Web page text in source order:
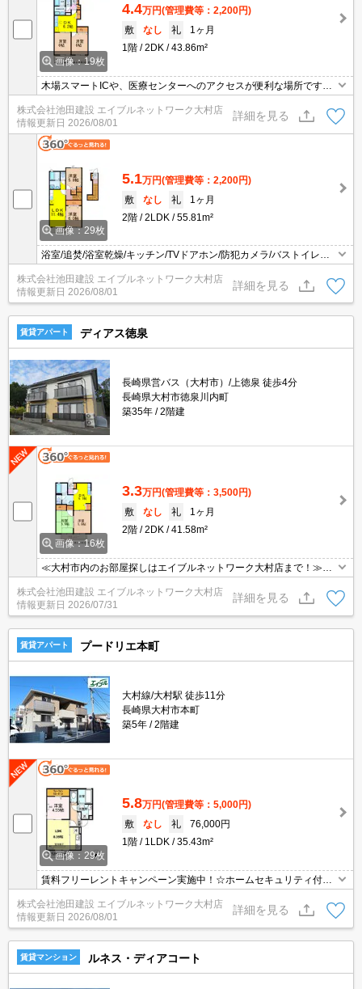
画像：19枚
4.4万円(管理費等：2,200円)
敷
なし 礼
1ヶ月
1階
2DK 43.86m²
木場スマートICや、医療センターへのアクセスが便利な場所です☆
玄関収納や床収納など、収納スペースたっぷりでお部屋もスッキリ
と片付きますね☆エアコンや追い焚き機能の設備もありますよ(^^)/
株式会社池田建設 エイブルネットワーク大村店
情報更新日 2026/08/01
詳細を見る
画像：29枚
5.1万円(管理費等：2,200円)
敷
なし 礼
1ヶ月
2階
2LDK 55.81m²
浴室/追焚/浴室乾燥/キッチン/TVドアホン/防犯カメラ/バストイレ別/
エアコン/浴室窓/温水洗浄便座/シューズボックス/フローリング/24時
間換気/クロゼット/室内洗濯機置場/洗面所独立/洗面化粧台/専用ゴミ
置き場/給湯/バルコニー/最上階/セキュリティキー/24時間緊急通報/
敷金・保証人不要/2×4工法/更新料無料
株式会社池田建設 エイブルネットワーク大村店
情報更新日 2026/08/01
詳細を見る
賃貸アパート ディアス徳泉
長崎県営バス（大村市）/上徳泉 徒歩4分
長崎県大村市徳泉川内町
築35年
2階建
画像：16枚
3.3万円(管理費等：3,500円)
敷
なし 礼
1ヶ月
2階
2DK 41.58m²
≪大村市内のお部屋探しはエイブルネットワーク大村店まで！≫大
村の中でも高台に位置し、水害の影響を受けにくいメリットがあり
ます☆和室もあるので客間にも◎南向きのバルコニーあり☆内見可
能です！お気軽にお問合せ下さい♪
株式会社池田建設 エイブルネットワーク大村店
情報更新日 2026/07/31
詳細を見る
賃貸アパート プードリエ本町
大村線/大村駅 徒歩11分
長崎県大村市本町
築5年
2階建
画像：29枚
5.8万円(管理費等：5,000円)
敷
なし 礼
76,000円
1階
1LDK 35.43m²
賃料フリーレントキャンペーン実施中！☆ホームセキュリティ付き
で安心のお部屋☆インターネット無料！エアコン付き！照明付き！
システムキッチンなのでコンロの用意も不要です♪入居日から快適に
お過ごし頂けます(^^)/他にも嬉しい設備盛り沢山です☆
株式会社池田建設 エイブルネットワーク大村店
情報更新日 2026/08/01
詳細を見る
賃貸マンション ルネス・ディアコート